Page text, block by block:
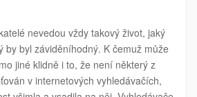
WEBU
PŘÁNO
nevedou vždy takový život, jaký
by byl záviděníhodný. K čemuž může
jiné klidně i to, že není některý z
v internetových vyhledávačích,